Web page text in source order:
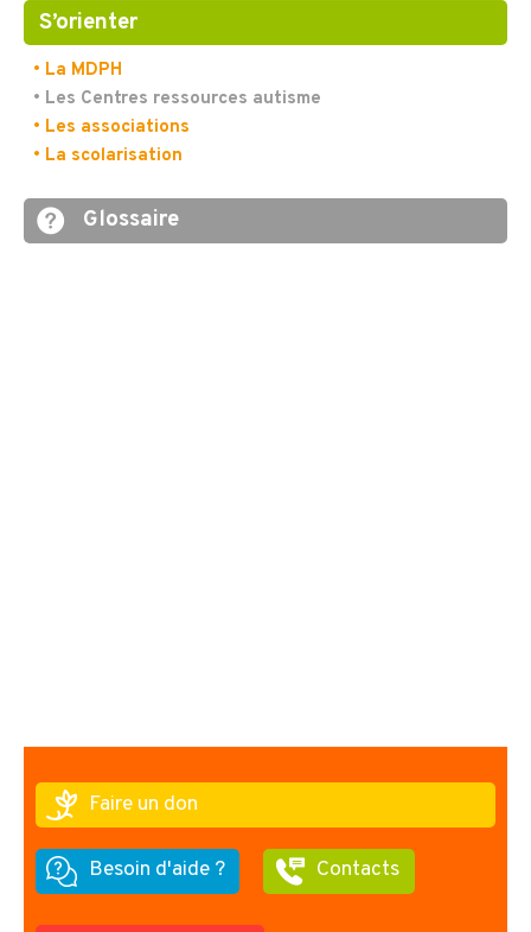
S’orienter
• La MDPH
• Les Centres ressources autisme
• Les associations
• La scolarisation
Glossaire
Faire un don
Besoin d'aide ? Contacts